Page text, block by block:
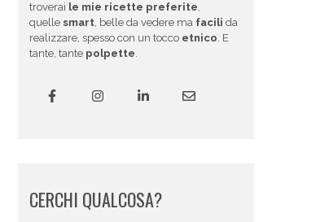
troverai le mie ricette preferite,
quelle smart, belle da vedere ma facili da
realizzare, spesso con un tocco etnico. E
tante, tante polpette.
CERCHI QUALCOSA?